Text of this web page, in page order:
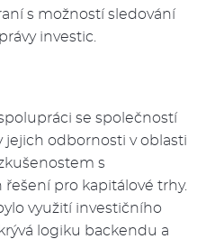
s možností sledování
investic.
se společností
jejich odbornosti v oblasti
s
pro kapitálové trhy.
využití investičního
logiku backendu a